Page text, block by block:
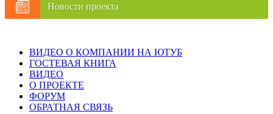
Новости проекта
ВИДЕО О КОМПАНИИ НА ЮТУБ
ГОСТЕВАЯ КНИГА
ВИДЕО
О ПРОЕКТЕ
ФОРУМ
ОБРАТНАЯ СВЯЗЬ